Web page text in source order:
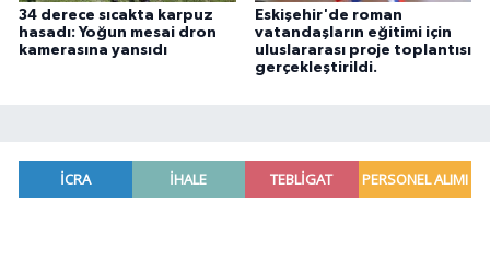
34 derece sıcakta karpuz
hasadı: Yoğun mesai dron
kamerasına yansıdı
Eskişehir'de roman
vatandaşların eğitimi için
uluslararası proje toplantısı
gerçekleştirildi.